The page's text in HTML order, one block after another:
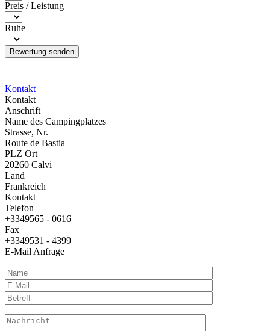
Preis / Leistung
Ruhe
Kontakt
Kontakt
Anschrift
Name des Campingplatzes
Strasse, Nr.
Route de Bastia
PLZ Ort
20260 Calvi
Land
Frankreich
Kontakt
Telefon
+3349565 - 0616
Fax
+3349531 - 4399
E-Mail Anfrage